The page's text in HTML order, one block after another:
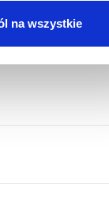
na wszystkie